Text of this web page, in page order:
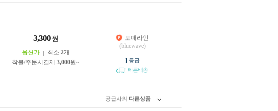
3,300 원
옵션가 최소 2개
착불/주문시결제 3,000원~
도매라인
(bluewave)
1 등급
빠른배송
공급사의 다른상품